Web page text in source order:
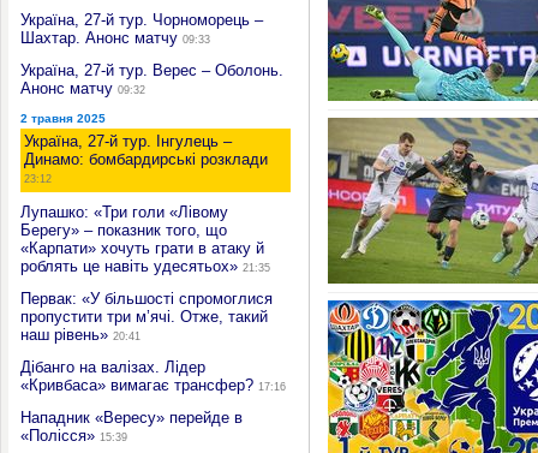
Україна, 27-й тур. Чорноморець –
Шахтар. Анонс матчу 09:33
Україна, 27-й тур. Верес – Оболонь.
Анонс матчу 09:32
2 травня 2025
Україна, 27-й тур. Інгулець –
Динамо: бомбардирські розклади
23:12
Лупашко: «Три голи «Лівому
Берегу» – показник того, що
«Карпати» хочуть грати в атаку й
роблять це навіть удесятьох» 21:35
Первак: «У більшості спромоглися
пропустити три м’ячі. Отже, такий
наш рівень» 20:41
Дібанго на валізах. Лідер
«Кривбаса» вимагає трансфер? 17:16
Нападник «Вересу» перейде в
«Полісся» 15:39